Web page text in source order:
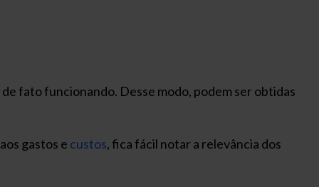
fato funcionando. Desse modo, podem ser obtidas
gastos e custos, fica fácil notar a relevância dos